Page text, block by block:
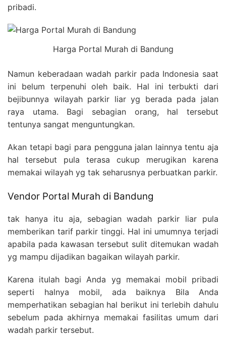
pribadi.
Harga Portal Murah di Bandung
Namun keberadaan wadah parkir pada Indonesia saat
ini belum terpenuhi oleh baik. Hal ini terbukti dari
bejibunnya wilayah parkir liar yg berada pada jalan
raya utama. Bagi sebagian orang, hal tersebut
tentunya sangat menguntungkan.
Akan tetapi bagi para pengguna jalan lainnya tentu aja
hal tersebut pula terasa cukup merugikan karena
memakai wilayah yg tak seharusnya perbuatkan parkir.
Vendor Portal Murah di Bandung
tak hanya itu aja, sebagian wadah parkir liar pula
memberikan tarif parkir tinggi. Hal ini umumnya terjadi
apabila pada kawasan tersebut sulit ditemukan wadah
yg mampu dijadikan bagaikan wilayah parkir.
Karena itulah bagi Anda yg memakai mobil pribadi
seperti halnya mobil, ada baiknya Bila Anda
memperhatikan sebagian hal berikut ini terlebih dahulu
sebelum pada akhirnya memakai fasilitas umum dari
wadah parkir tersebut.